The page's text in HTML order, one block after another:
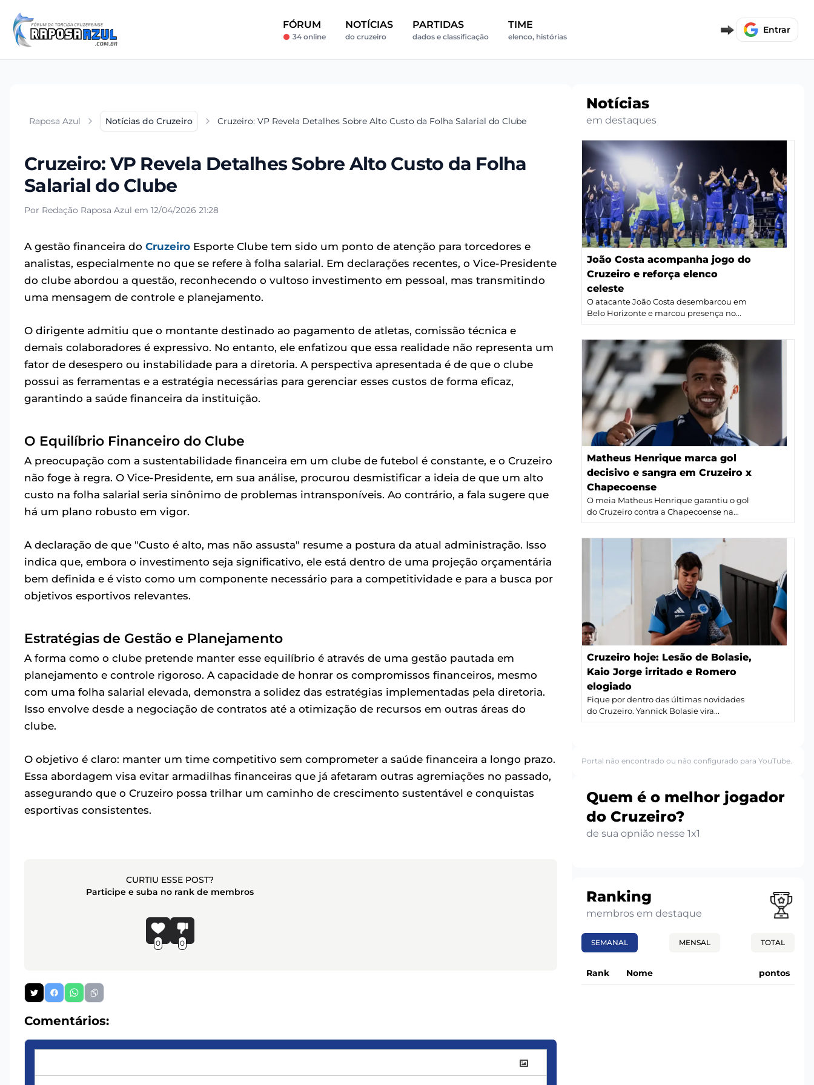
FÓRUM
34 online
NOTÍCIAS
do cruzeiro
PARTIDAS
dados e classificação
TIME
elenco, histórias
Entrar
Raposa Azul Notícias do Cruzeiro Cruzeiro: VP Revela Detalhes Sobre Alto Custo da Folha Salarial do Clube
Cruzeiro: VP Revela Detalhes Sobre Alto Custo da Folha
Salarial do Clube
Por Redação Raposa Azul em 12/04/2026 21:28
A gestão financeira do Cruzeiro Esporte Clube tem sido um ponto de atenção para torcedores e
analistas, especialmente no que se refere à folha salarial. Em declarações recentes, o Vice-Presidente
do clube abordou a questão, reconhecendo o vultoso investimento em pessoal, mas transmitindo
uma mensagem de controle e planejamento.
O dirigente admitiu que o montante destinado ao pagamento de atletas, comissão técnica e
demais colaboradores é expressivo. No entanto, ele enfatizou que essa realidade não representa um
fator de desespero ou instabilidade para a diretoria. A perspectiva apresentada é de que o clube
possui as ferramentas e a estratégia necessárias para gerenciar esses custos de forma eficaz,
garantindo a saúde financeira da instituição.
O Equilíbrio Financeiro do Clube
A preocupação com a sustentabilidade financeira em um clube de futebol é constante, e o Cruzeiro
não foge à regra. O Vice-Presidente, em sua análise, procurou desmistificar a ideia de que um alto
custo na folha salarial seria sinônimo de problemas intransponíveis. Ao contrário, a fala sugere que
há um plano robusto em vigor.
A declaração de que "Custo é alto, mas não assusta" resume a postura da atual administração. Isso
indica que, embora o investimento seja significativo, ele está dentro de uma projeção orçamentária
bem definida e é visto como um componente necessário para a competitividade e para a busca por
objetivos esportivos relevantes.
Estratégias de Gestão e Planejamento
A forma como o clube pretende manter esse equilíbrio é através de uma gestão pautada em
planejamento e controle rigoroso. A capacidade de honrar os compromissos financeiros, mesmo
com uma folha salarial elevada, demonstra a solidez das estratégias implementadas pela diretoria.
Isso envolve desde a negociação de contratos até a otimização de recursos em outras áreas do
clube.
O objetivo é claro: manter um time competitivo sem comprometer a saúde financeira a longo prazo.
Essa abordagem visa evitar armadilhas financeiras que já afetaram outras agremiações no passado,
assegurando que o Cruzeiro possa trilhar um caminho de crescimento sustentável e conquistas
esportivas consistentes.
CURTIU ESSE POST?
Participe e suba no rank de membros
0 0
Comentários:
Notícias
em destaques
João Costa acompanha jogo do
Cruzeiro e reforça elenco
celeste
O atacante João Costa desembarcou em
Belo Horizonte e marcou presença no...
Matheus Henrique marca gol
decisivo e sangra em Cruzeiro x
Chapecoense
O meia Matheus Henrique garantiu o gol
do Cruzeiro contra a Chapecoense na...
Cruzeiro hoje: Lesão de Bolasie,
Kaio Jorge irritado e Romero
elogiado
Fique por dentro das últimas novidades
do Cruzeiro. Yannick Bolasie vira...
Portal não encontrado ou não configurado para YouTube.
Quem é o melhor jogador
do Cruzeiro?
de sua opnião nesse 1x1
Ranking
membros em destaque
SEMANAL MENSAL TOTAL
Rank Nome pontos